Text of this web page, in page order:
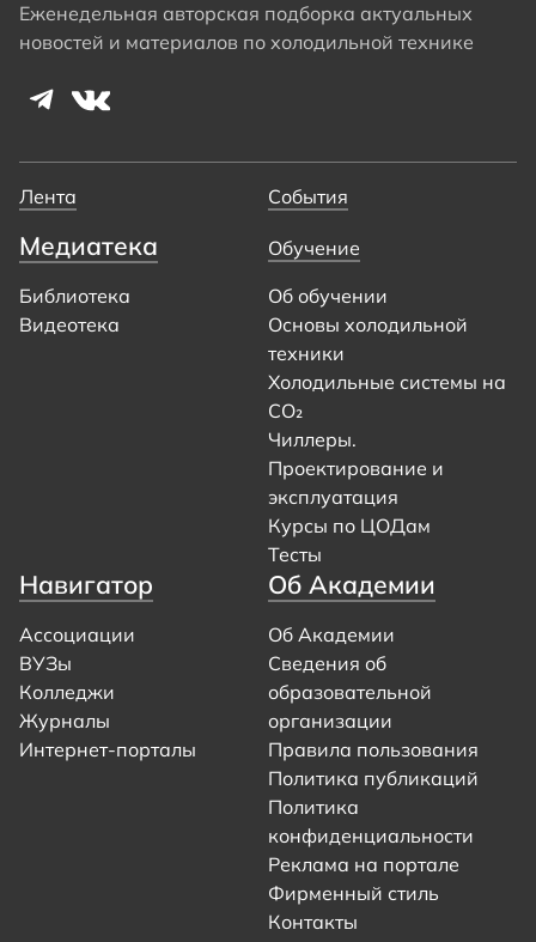
Еженедельная авторская подборка актуальных
новостей и материалов по холодильной технике
Лента События
Медиатека
Библиотека
Видеотека
Обучение
Об обучении
Основы холодильной
техники
Холодильные системы на
CO₂
Чиллеры.
Проектирование и
эксплуатация
Курсы по ЦОДам
Тесты
Навигатор
Ассоциации
ВУЗы
Колледжи
Журналы
Интернет-порталы
Об Академии
Об Академии
Сведения об
образовательной
организации
Правила пользования
Политика публикаций
Политика
конфиденциальности
Реклама на портале
Фирменный стиль
Контакты